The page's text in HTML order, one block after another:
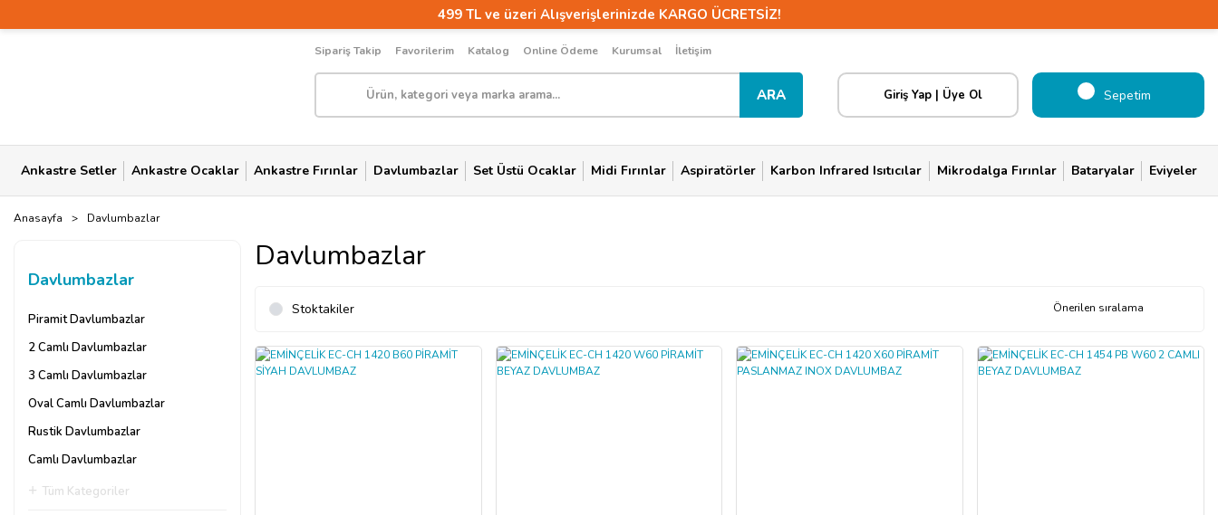
499 TL ve üzeri Alışverişlerinizde KARGO ÜCRETSİZ!
Sipariş Takip Favorilerim Katalog Online Ödeme Kurumsal İletişim
ARA Giriş Yap | Üye Ol Sepetim
Ankastre Setler Ankastre Ocaklar Ankastre Fırınlar Davlumbazlar Set Üstü Ocaklar Midi Fırınlar Aspiratörler Karbon Infrared Isıtıcılar Mikrodalga Fırınlar Bataryalar Eviyeler
Anasayfa Davlumbazlar
Davlumbazlar
Piramit Davlumbazlar
2 Camlı Davlumbazlar
3 Camlı Davlumbazlar
Oval Camlı Davlumbazlar
Rustik Davlumbazlar
Camlı Davlumbazlar
Tüm Kategoriler
Davlumbazlar
Stoktakiler